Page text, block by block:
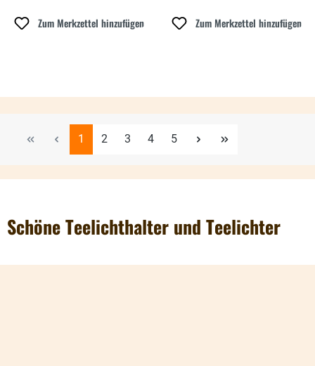
Zum Merkzettel hinzufügen Zum Merkzettel hinzufügen
Seite
1 Seite
2 Seite
3 Seite
4 Seite
5
Schöne Teelichthalter und Teelichter